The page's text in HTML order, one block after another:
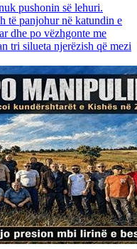
pushonin së lehuri.
të panjohur në katundin e
dhe po vëzhgonte me
tri silueta njerëzish që mezi